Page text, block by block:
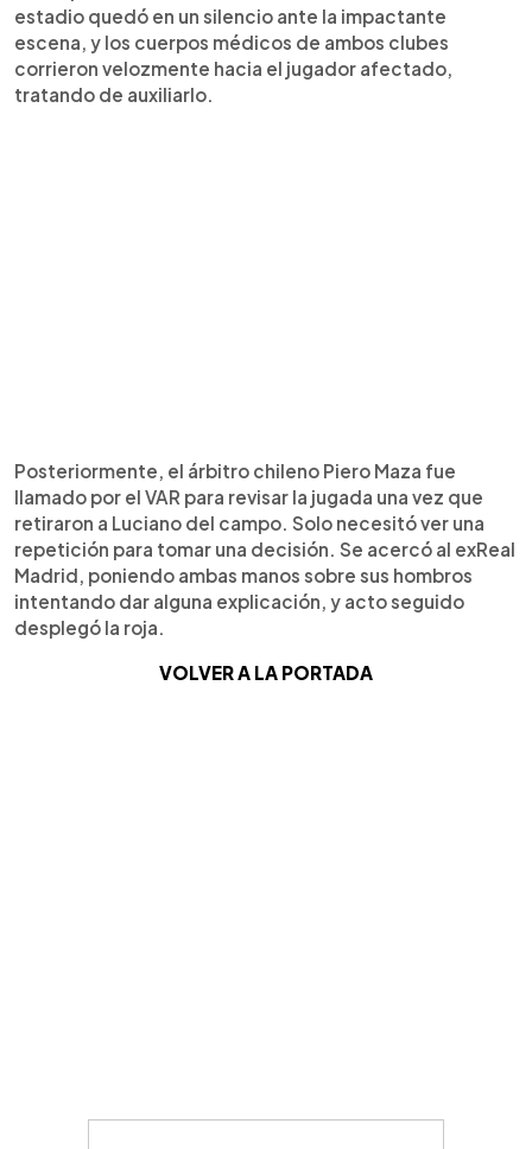
estadio quedó en un silencio ante la impactante
escena, y los cuerpos médicos de ambos clubes
corrieron velozmente hacia el jugador afectado,
tratando de auxiliarlo.
Posteriormente, el árbitro chileno Piero Maza fue
llamado por el VAR para revisar la jugada una vez que
retiraron a Luciano del campo. Solo necesitó ver una
repetición para tomar una decisión. Se acercó al exReal
Madrid, poniendo ambas manos sobre sus hombros
intentando dar alguna explicación, y acto seguido
desplegó la roja.
VOLVER A LA PORTADA